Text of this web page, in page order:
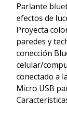
Parlante
efectos de
Proyecta
paredes y
conección
celular/
conectado a
Micro USB